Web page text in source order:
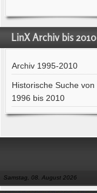
LinX Archiv bis 2010
Archiv 1995-2010
Historische Suche von
1996 bis 2010
Samstag, 08. August 2026